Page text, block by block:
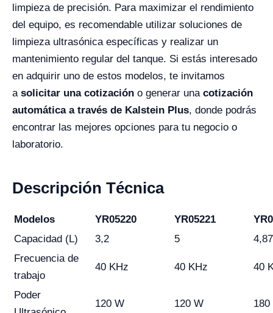
limpieza de precisión. Para maximizar el rendimiento
del equipo, es recomendable utilizar soluciones de
limpieza ultrasónica específicas y realizar un
mantenimiento regular del tanque. Si estás interesado
en adquirir uno de estos modelos, te invitamos
a solicitar una cotización o generar una cotización
automática a través de Kalstein Plus, donde podrás
encontrar las mejores opciones para tu negocio o
laboratorio.
Descripción Técnica
Modelos YR05220 YR05221
Capacidad (L)
3,2 5
4,87
Frecuencia de
trabajo
40 KHz 40 KHz 40
Poder
120 W 120 W 180